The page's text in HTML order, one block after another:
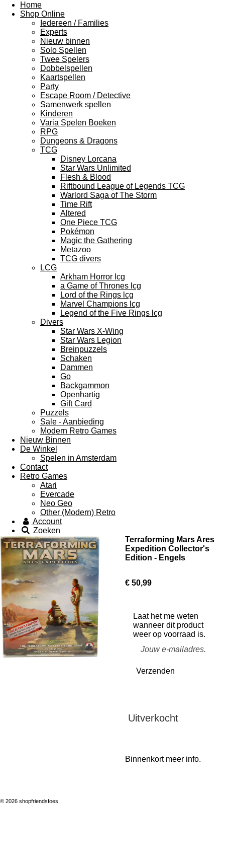
Home
Shop Online
Iedereen / Families
Experts
Nieuw binnen
Solo Spellen
Twee Spelers
Dobbelspellen
Kaartspellen
Party
Escape Room / Detective
Samenwerk spellen
Kinderen
Varia Spelen Boeken
RPG
Dungeons & Dragons
TCG
Disney Lorcana
Star Wars Unlimited
Flesh & Blood
Riftbound League of Legends TCG
Warlord Saga of The Storm
Time Rift
Altered
One Piece TCG
Pokémon
Magic the Gathering
Metazoo
TCG divers
LCG
Arkham Horror lcg
a Game of Thrones lcg
Lord of the Rings lcg
Marvel Champions lcg
Legend of the Five Rings lcg
Divers
Star Wars X-Wing
Star Wars Legion
Breinpuzzels
Schaken
Dammen
Go
Backgammon
Openhartig
Gift Card
Puzzels
Sale - Aanbieding
Modern Retro Games
Nieuw Binnen
De Winkel
Spelen in Amsterdam
Contact
Retro Games
Atari
Evercade
Neo Geo
Other (Modern) Retro
Account
Zoeken
Terraforming Mars Ares
Expedition Collector's
Edition - Engels
€ 50,99
Laat het me weten
wanneer dit product
weer op voorraad is.
Verzenden
Uitverkocht
Binnenkort meer info.
© 2026 shopfriendsfoes